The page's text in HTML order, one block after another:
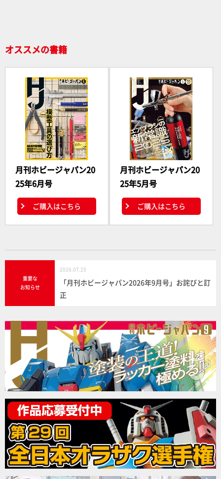
オススメの書籍
月刊ホビージャパン20
25年6月号
ご購入はこちら
月刊ホビージャパン20
25年5月号
ご購入はこちら
重要な
お知らせ
2026.07.25
「月刊ホビージャパン2026年9月号」お詫びと訂
正